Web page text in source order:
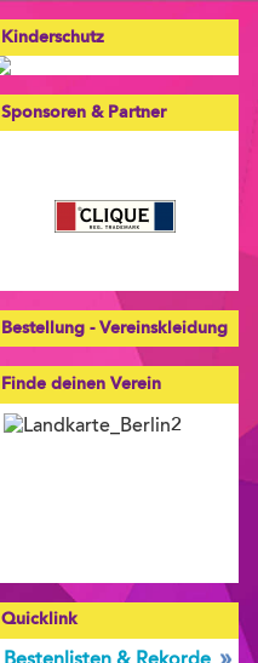
Kinderschutz
Sponsoren & Partner
Bestellung - Vereinskleidung
Finde deinen Verein
Quicklink